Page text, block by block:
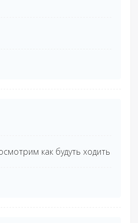
как будуть ходить